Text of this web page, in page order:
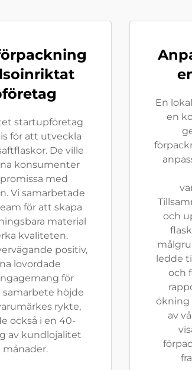
startupföretag
för att utveckla
De ville
konsumenter
med
Vi samarbetade
för att skapa
material
kvaliteten.
positiv,
lovordade
för
höjde
rykte,
också i en 40-
av kundlojalitet
månader.
En
en
och
ledde
och
ökning
av